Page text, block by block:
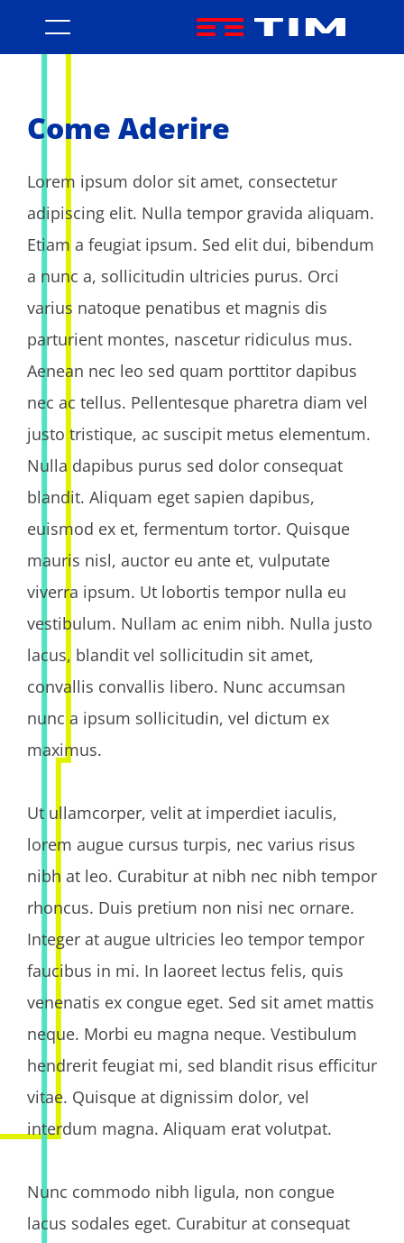
Come Aderire - Accordo
Come Aderire
Lorem ipsum dolor sit amet, consectetur
adipiscing elit. Nulla tempor gravida aliquam.
Etiam a feugiat ipsum. Sed elit dui, bibendum
a nunc a, sollicitudin ultricies purus. Orci
varius natoque penatibus et magnis dis
parturient montes, nascetur ridiculus mus.
Aenean nec leo sed quam porttitor dapibus
nec ac tellus. Pellentesque pharetra diam vel
justo tristique, ac suscipit metus elementum.
Nulla dapibus purus sed dolor consequat
blandit. Aliquam eget sapien dapibus,
euismod ex et, fermentum tortor. Quisque
mauris nisl, auctor eu ante et, vulputate
viverra ipsum. Ut lobortis tempor nulla eu
vestibulum. Nullam ac enim nibh. Nulla justo
lacus, blandit vel sollicitudin sit amet,
convallis convallis libero. Nunc accumsan
nunc a ipsum sollicitudin, vel dictum ex
maximus.
Ut ullamcorper, velit at imperdiet iaculis,
lorem augue cursus turpis, nec varius risus
nibh at leo. Curabitur at nibh nec nibh tempor
rhoncus. Duis pretium non nisi nec ornare.
Integer at augue ultricies leo tempor tempor
faucibus in mi. In laoreet lectus felis, quis
venenatis ex congue eget. Sed sit amet mattis
neque. Morbi eu magna neque. Vestibulum
hendrerit feugiat mi, sed blandit risus efficitur
vitae. Quisque at dignissim dolor, vel
interdum magna. Aliquam erat volutpat.
Nunc commodo nibh ligula, non congue
lacus sodales eget. Curabitur at consequat